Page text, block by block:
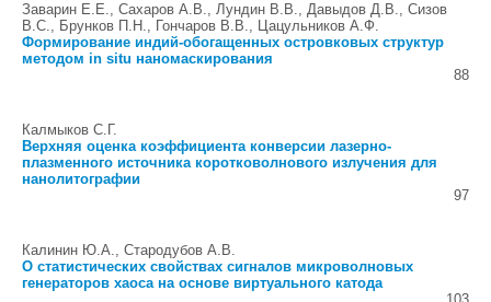
Заварин Е.Е., Сахаров А.В., Лундин В.В., Давыдов Д.В., Сизов
В.С., Брунков П.Н., Гончаров В.В., Цацульников А.Ф.
Формирование индий-обогащенных островковых структур
методом in situ наномаскирования
88
Калмыков С.Г.
Верхняя оценка коэффициента конверсии лазерно-
плазменного источника коротковолнового излучения для
нанолитографии
97
Калинин Ю.А., Стародубов А.В.
О статистических свойствах сигналов микроволновых
генераторов хаоса на основе виртуального катода